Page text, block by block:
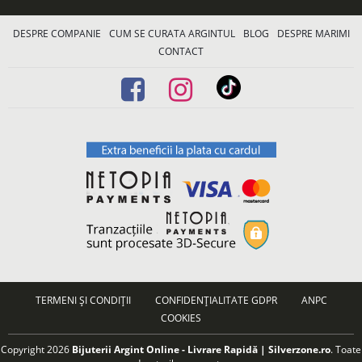
DESPRE COMPANIE CUM SE CURATA ARGINTUL BLOG
DESPRE MARIMI
CONTACT
TERMENI ȘI CONDIȚII CONFIDENȚIALITATE GDPR
ANPC
COOKIES
Copyright 2026 Bijuterii Argint Online - Livrare Rapidă | Silverzone.ro. Toate